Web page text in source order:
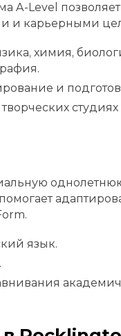
A-Level
и карьерными
химия,
и
язык.